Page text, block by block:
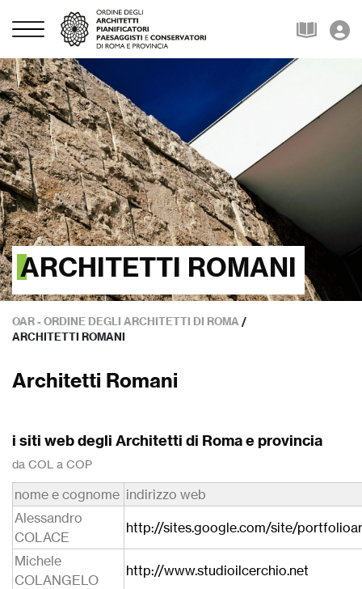
ARCHITETTI ROMANI
OAR - ORDINE DEGLI ARCHITETTI DI ROMA /
ARCHITETTI ROMANI
Architetti Romani
i siti web degli Architetti di Roma e provincia
da COL a COP
nome e cognome indirizzo web
Alessandro
COLACE
http://sites.google.com/site/
Michele
COLANGELO
http://www.studioilcerchio.net